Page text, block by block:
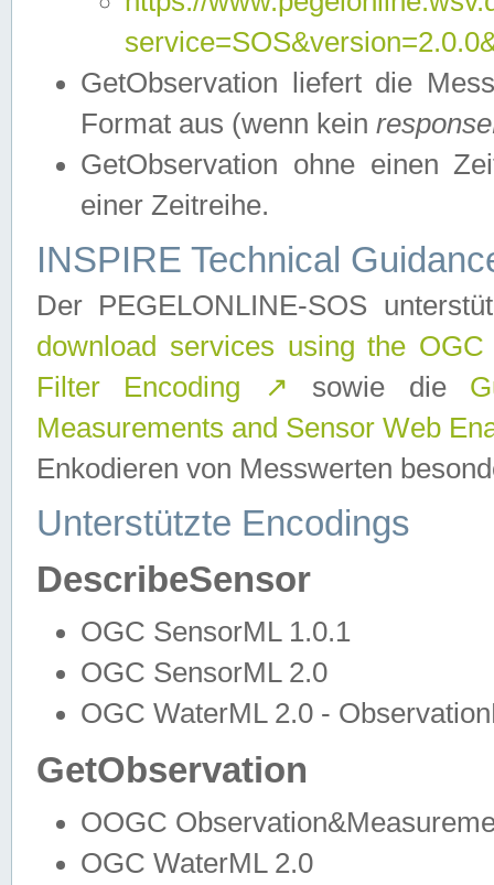
GetObservation liefert die
Format aus (wenn kein
GetObservation ohne einen
einer Zeitreihe.
INSPIRE Technical
Der PEGELONLINE-SOS
download services using the
Filter Encoding
↗ sowie die
Measurements and Sensor Web
Enkodieren von Messwerten
Unterstützte Encodings
DescribeSensor
OGC SensorML 1.0.1
OGC SensorML 2.0
OGC WaterML 2.0 -
GetObservation
OOGC
OGC WaterML 2.0